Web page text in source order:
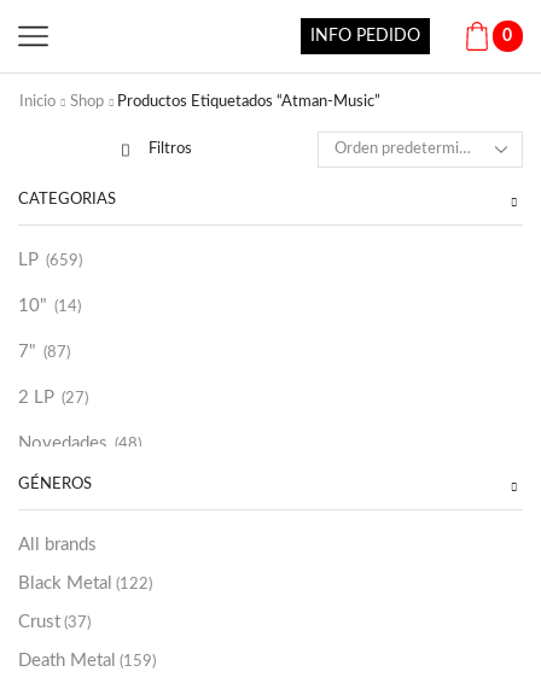
INFO PEDIDO 0
Inicio Shop Productos Etiquetados “Atman-Music”
Filtros
CATEGORÍAS
LP (659)
10" (14)
7" (87)
2 LP (27)
Novedades (48)
Vinilako (34)
Sold Out
GÉNEROS
All brands
Black Metal (122)
Crust (37)
Death Metal (159)